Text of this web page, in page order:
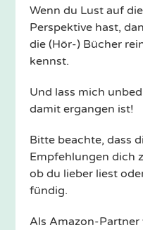
Wenn du Lust auf
Perspektive hast,
die (Hör-) Bücher
kennst.
Und lass mich
damit ergangen ist!
Bitte beachte, dass
Empfehlungen dich
ob du lieber liest
fündig.
Als Amazon-Partner